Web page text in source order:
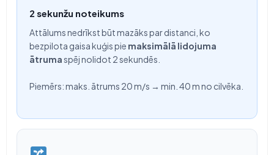
2 sekunžu noteikums
Attālums nedrīkst būt mazāks par distanci, ko
bezpilota gaisa kuģis pie maksimālā lidojuma
ātrumaspēj nolidot 2 sekundēs.
Piemērs: maks. ātrums 20 m/s → min. 40 m no cilvēka.